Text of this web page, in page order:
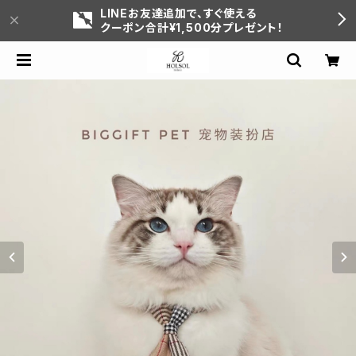
LINEお友達追加で、すぐ使える
クーポン合計¥1,500分プレゼント！